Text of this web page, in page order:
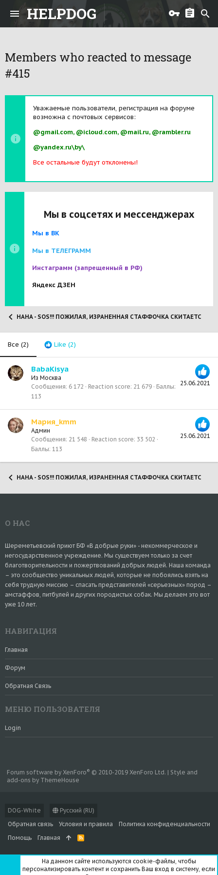
HELPDOG
Members who reacted to message
#415
Уважаемые пользователи, регистрация на форуме
возможна с почтовых сервисов:
@gmail.com, @icloud.com, @mail.ru, @rambler.ru
@yandex.ru\by\
Все остальные будут отклонены!
Мы в соцсетях и мессенджерах
Мы в ВК
Мы в ТЕЛЕГРАММ
Инстаграмм (запрещенный в РФ)
Яндекс ДЗЕН
НАНА - SOS!!! ПОЖИЛАЯ, ИЗРАНЕННАЯ СТАФФОЧКА СКИТАЕТСЯ
Все (2) Like (2)
25.06.2021
BabaKisya
Из Москва
Сообщения 6 172 Reaction score 21 679
Баллы
113
25.06.2021
Мария_kmm
Админ
Сообщения 21 548 Reaction score 33 502
Баллы 113
НАНА - SOS!!! ПОЖИЛАЯ, ИЗРАНЕННАЯ СТАФФОЧКА СКИТАЕТСЯ
О НАС
Шереметьевский приют БФ «В добрые руки» - некоммерческое и
негосударственное учреждение. Мы существуем только за счет
благотворительности и пожертвований добрых людей. Наша команда
– это сообщество уникальных людей, которые не побоялись взять на
себя трудную миссию – спасать представителей «серьезных» пород –
амстаффов, питбулей и других породистых собак. Мы делаем это вот
уже 10 лет.
НАВИГАЦИЯ
Главная
Форум
Обратная Связь
МЕНЮ ПОЛЬЗОВАТЕЛЯ
Login
DOG-White
Русский (RU)
Обратная связь
Условия и правила
Политика конфиденциальности
Помощь
Главная
R
S
Forum software by XenForo® © 2010-2019 XenForo Ltd. | Style and
add-ons by ThemeHouse
На данном сайте используются cookie-файлы, чтобы
персонализировать контент и сохранить Ваш вход в систему, если